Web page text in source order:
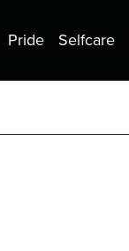
Pride Selfcare